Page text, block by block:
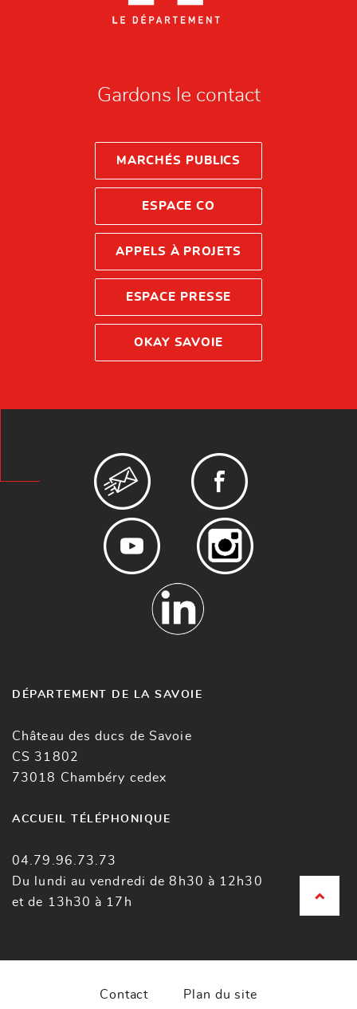
Gardons le contact
MARCHÉS PUBLICS
ESPACE CO
APPELS À PROJETS
ESPACE PRESSE
OKAY SAVOIE
DÉPARTEMENT DE LA SAVOIE
Château des ducs de Savoie
CS 31802
73018 Chambéry cedex
ACCUEIL TÉLÉPHONIQUE
04.79.96.73.73
Du lundi au vendredi de 8h30 à 12h30
et de 13h30 à 17h
Contact Plan du site